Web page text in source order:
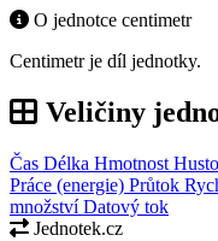
O jednotce centimetr
Centimetr je díl jednotky.
Veličiny
Čas Délka Hmotnost
Práce (energie) Průtok
množstvíDatový tok
Jednotek.cz